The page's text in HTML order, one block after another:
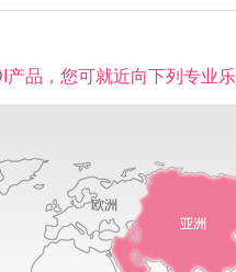
产品，您可就近向下列专业